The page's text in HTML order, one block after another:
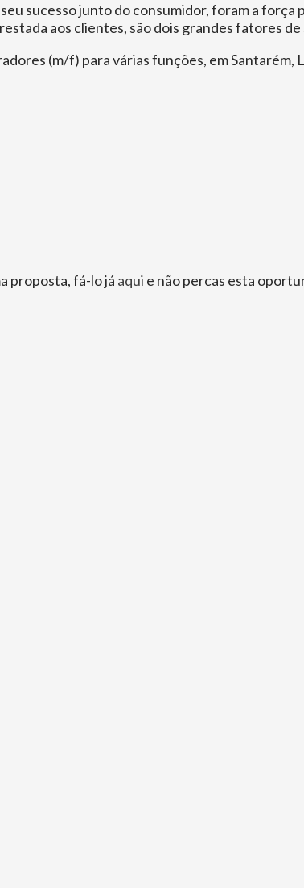
sucesso junto do consumidor, foram a
aos clientes, são dois grandes fatores de
(m/f) para várias funções, em Santarém,
proposta, fá-lo já aqui e não percas esta